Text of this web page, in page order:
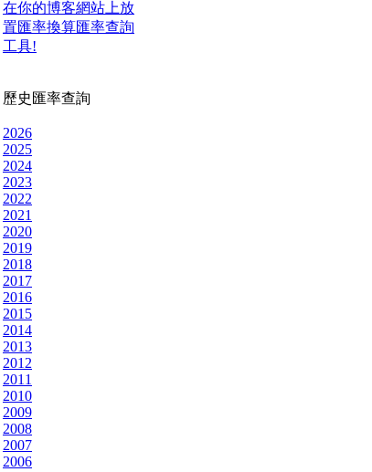
在你的博客網站上放
置匯率換算匯率查詢
工具!
歷史匯率查詢
2026
2025
2024
2023
2022
2021
2020
2019
2018
2017
2016
2015
2014
2013
2012
2011
2010
2009
2008
2007
2006